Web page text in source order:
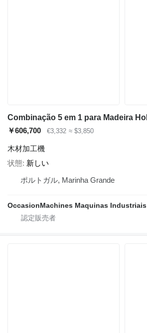
￥606,700 €3,332 ≈ $3,850
木材加工機
状態 新しい
ポルトガル, Marinha Grande
OccasionMachines Maquinas Industriais